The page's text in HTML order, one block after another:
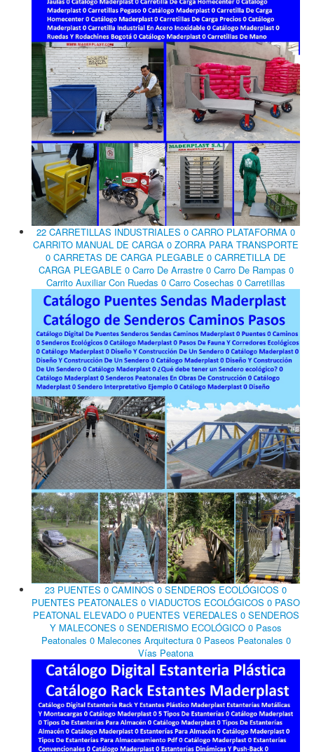
22 CARRETILLAS INDUSTRIALES 0 CARRO PLATAFORMA 0
CARRITO MANUAL DE CARGA 0 ZORRA PARA TRANSPORTE
0 CARRETAS DE CARGA PLEGABLE 0 CARRETILLA DE
CARGA PLEGABLE 0 Carro De Arrastre 0 Carro De Rampas 0
Carrito Auxiliar Con Ruedas 0 Carro Cosechas 0 Carretillas
23 PUENTES 0 CAMINOS 0 SENDEROS ECOLÓGICOS 0
PUENTES PEATONALES 0 VIADUCTOS ECOLÓGICOS 0 PASO
PEATONAL ELEVADO 0 PUENTES VEREDALES 0 SENDEROS
Y MALECONES 0 SENDERISMO ECOLÓGICO 0 Pasos
Peatonales 0 Malecones Arquitectura 0 Paseos Peatonales 0
Vías Peatona